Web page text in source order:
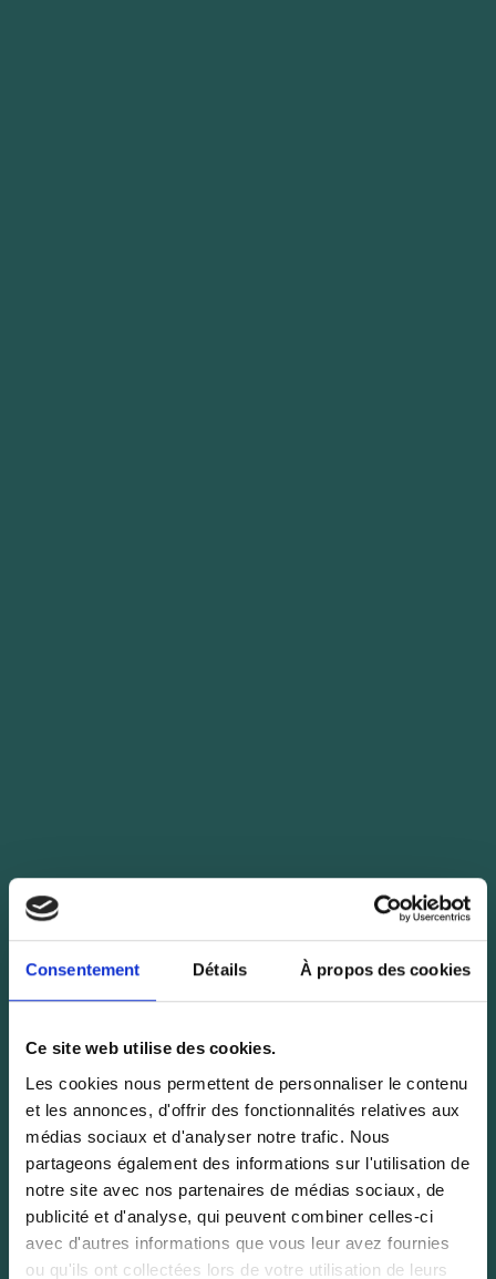
Consentement Détails À propos des cookies
Ce site web utilise des cookies.
Les cookies nous permettent de personnaliser le contenu
et les annonces, d'offrir des fonctionnalités relatives aux
médias sociaux et d'analyser notre trafic. Nous
partageons également des informations sur l'utilisation de
notre site avec nos partenaires de médias sociaux, de
publicité et d'analyse, qui peuvent combiner celles-ci
avec d'autres informations que vous leur avez fournies
ou qu'ils ont collectées lors de votre utilisation de leurs